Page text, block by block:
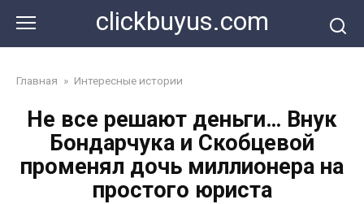
контенту
clickbuyus.com
Главная » Интересные истории
Не все решают деньги… Внук
Бондарчука и Скобцевой
променял дочь миллионера на
простого юриста